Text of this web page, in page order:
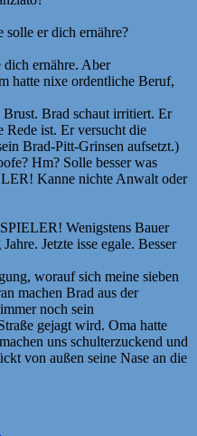
solle er dich ernähre?
dich ernähre. Aber
hatte nixe ordentliche Beruf,
Brad schaut irritiert. Er
ist. Er versucht die
Brad-Pitt-Grinsen aufsetzt.)
Hm? Solle besser was
Kanne nichte Anwalt oder
Wenigstens Bauer
Jetzte isse egale. Besser
worauf sich meine sieben
machen Brad aus der
noch sein
gejagt wird. Oma hatte
uns schulterzuckend und
von außen seine Nase an die